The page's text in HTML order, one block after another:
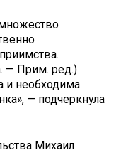
— Прим. ред.)
и необходима
— подчеркнула
Михаил